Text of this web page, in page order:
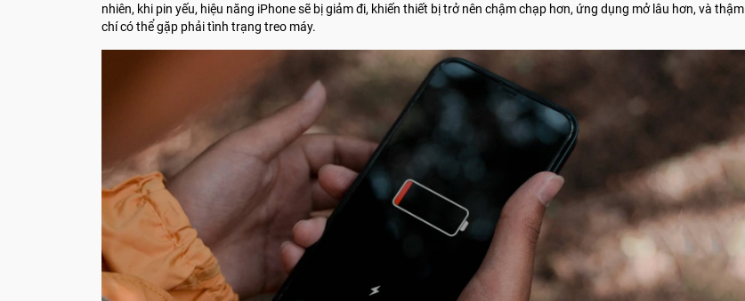
nhiên, khi pin yếu, hiệu năng iPhone sẽ bị giảm đi, khiến thiết bị trở nên chậm chạp hơn, ứng dụng mở lâu hơn, và thậm
chí có thể gặp phải tình trạng treo máy.